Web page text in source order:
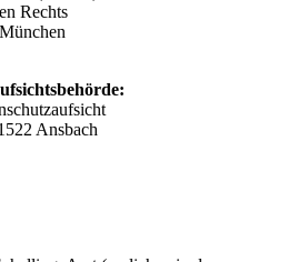
Rechts
Ansbach